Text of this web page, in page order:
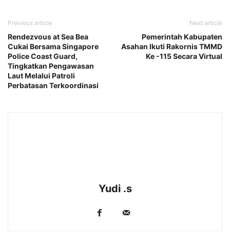
Previous article
Rendezvous at Sea Bea
Cukai Bersama Singapore
Police Coast Guard,
Tingkatkan Pengawasan
Laut Melalui Patroli
Perbatasan Terkoordinasi
Next article
Pemerintah Kabupaten
Asahan Ikuti Rakornis TMMD
Ke -115 Secara Virtual
Yudi .s